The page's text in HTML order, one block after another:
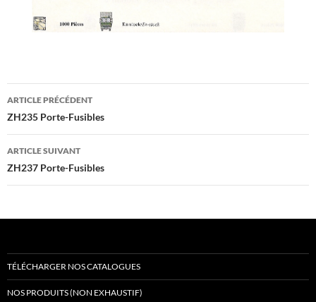
Navigation
des
articles
ARTICLE PRÉCÉDENT
ZH235 Porte-Fusibles
ARTICLE SUIVANT
ZH237 Porte-Fusibles
TÉLÉCHARGER NOS CATALOGUES
NOS PRODUITS (NON EXHAUSTIF)